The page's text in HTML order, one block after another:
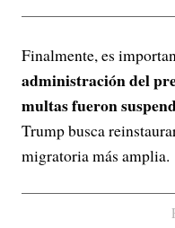
Finalmente, es
administración del
multas fueron
Trump busca
migratoria más amplia.